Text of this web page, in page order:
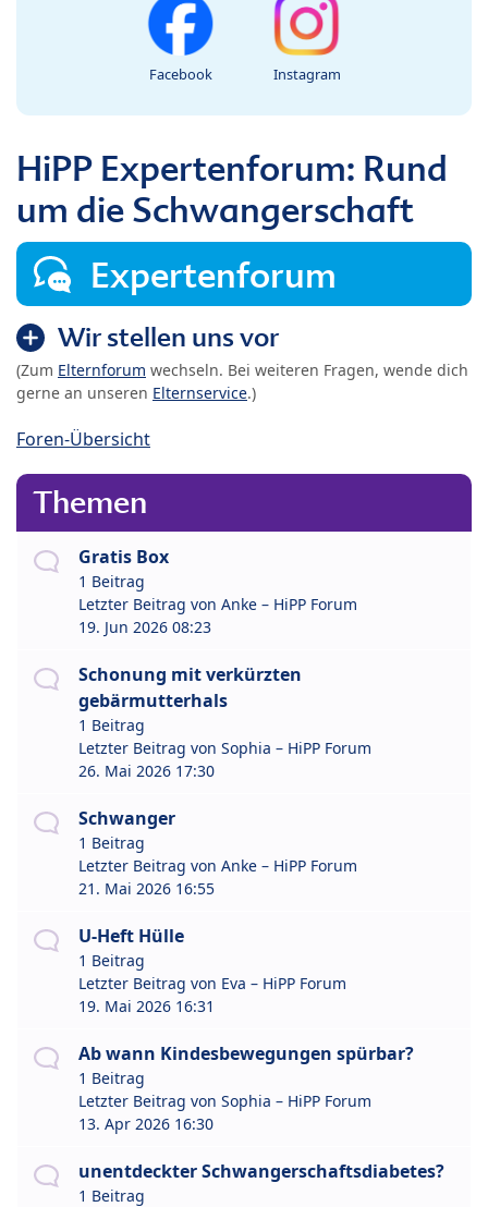
Facebook Instagram
HiPP Expertenforum: Rund
um die Schwangerschaft
Expertenforum
Wir stellen uns vor
(Zum Elternforum wechseln. Bei weiteren Fragen, wende dich
gerne an unseren Elternservice.)
Foren-Übersicht
Themen
Gratis Box
1 Beitrag
Letzter Beitrag von Anke – HiPP Forum
19. Jun 2026 08:23
Schonung mit verkürzten
gebärmutterhals
1 Beitrag
Letzter Beitrag von Sophia – HiPP Forum
26. Mai 2026 17:30
Schwanger
1 Beitrag
Letzter Beitrag von Anke – HiPP Forum
21. Mai 2026 16:55
U-Heft Hülle
1 Beitrag
Letzter Beitrag von Eva – HiPP Forum
19. Mai 2026 16:31
Ab wann Kindesbewegungen spürbar?
1 Beitrag
Letzter Beitrag von Sophia – HiPP Forum
13. Apr 2026 16:30
unentdeckter Schwangerschaftsdiabetes?
1 Beitrag